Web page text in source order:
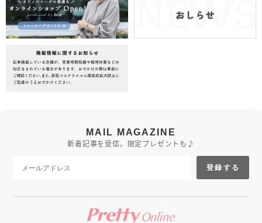
MAIL MAGAZINE
新着記事を受信。限定プレゼントも♪
登録する